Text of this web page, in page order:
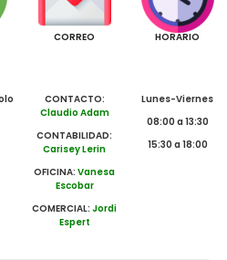
CORREO
CONTACTO:
Claudio Adam
CONTABILIDAD:
Carisey Lerin
OFICINA:Vanesa
Escobar
COMERCIAL:Jordi
Espert
HORARIO
Lunes-Viernes
08:00 a 13:30
15:30 a 18:00